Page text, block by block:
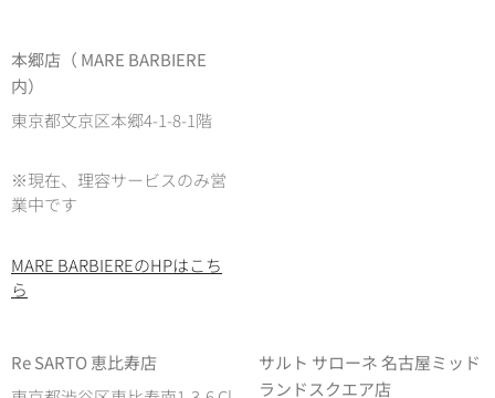
本郷店（ MARE BARBIERE
内）
東京都文京区本郷4-1-8-1階
※現在、理容サービスのみ営
業中です
MARE BARBIEREのHPはこち
ら
Re SARTO 恵比寿店
サルト サローネ 名古屋ミッド
ランドスクエア店